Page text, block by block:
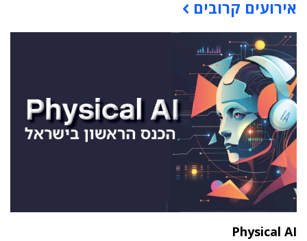
אירועים קרובים
Physical AI